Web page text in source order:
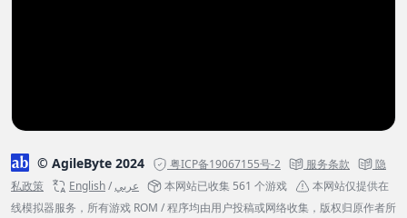
© AgileByte 2024 粤ICP备19067155号-2 服务条款
隐
私政策
English/عربي 本网站已收集 561 个游戏
本网站仅提供在
线模拟器服务，所有游戏 ROM / 程序均由用户投稿或网络收集，版权归原作者所